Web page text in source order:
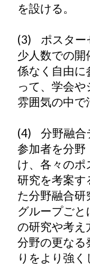
を設ける。
(3) ポスター
少人数での開
係なく自由に
って、学会
雰囲気の中で
(4) 分野融合
参加者を分野
け、各々のポ
研究を考案す
た分野融合研
グループご
の研究や考え
分野の更なる
りをより強く